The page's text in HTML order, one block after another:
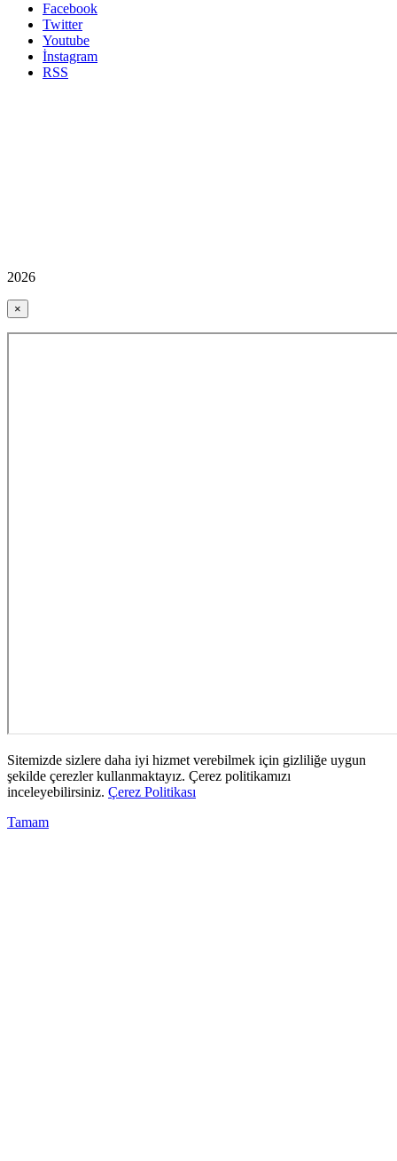
Facebook
Twitter
Youtube
İnstagram
RSS
2026
×
Sitemizde sizlere daha iyi hizmet verebilmek için gizliliğe uygun
şekilde çerezler kullanmaktayız. Çerez politikamızı
inceleyebilirsiniz. Çerez Politikası
Tamam